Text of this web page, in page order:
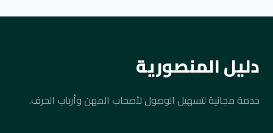
دليل المنصورية
خدمة مجانية لتسهيل الوصول لأصحاب المهن وأرباب الحرف.